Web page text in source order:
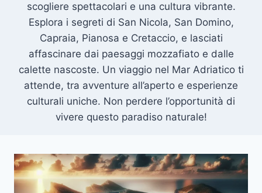
scogliere spettacolari e una cultura vibrante.
Esplora i segreti di San Nicola, San Domino,
Capraia, Pianosa e Cretaccio, e lasciati
affascinare dai paesaggi mozzafiato e dalle
calette nascoste. Un viaggio nel Mar Adriatico ti
attende, tra avventure all’aperto e esperienze
culturali uniche. Non perdere l’opportunità di
vivere questo paradiso naturale!